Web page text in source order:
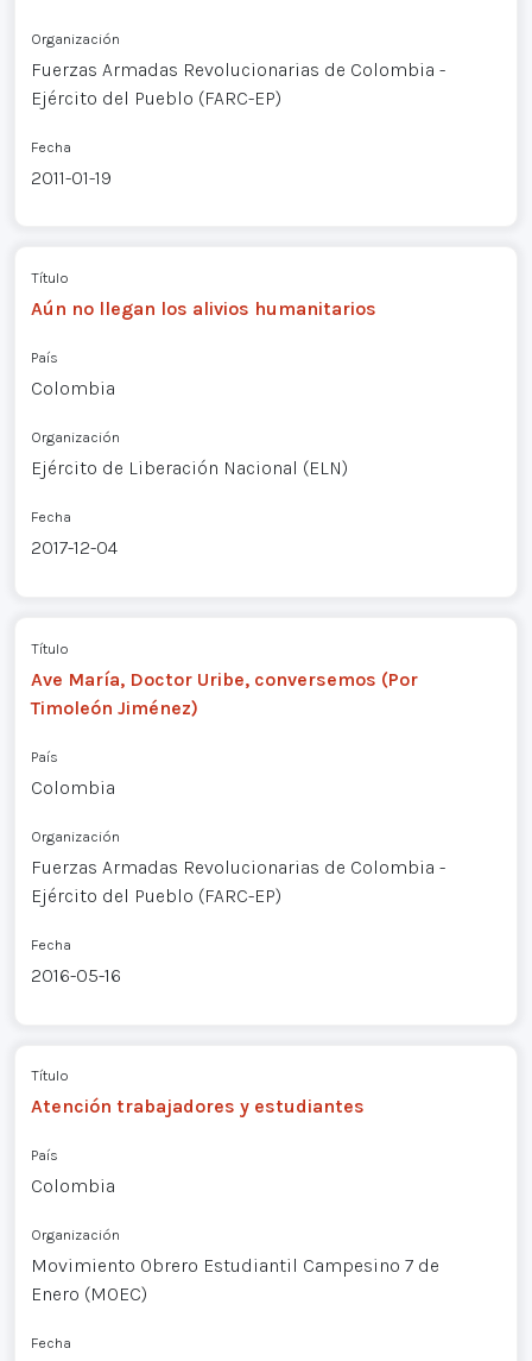
Organización
Fuerzas Armadas Revolucionarias de Colombia -
Ejército del Pueblo (FARC-EP)
Fecha
2011-01-19
Título
Aún no llegan los alivios humanitarios
País
Colombia
Organización
Ejército de Liberación Nacional (ELN)
Fecha
2017-12-04
Título
Ave María, Doctor Uribe, conversemos (Por
Timoleón Jiménez)
País
Colombia
Organización
Fuerzas Armadas Revolucionarias de Colombia -
Ejército del Pueblo (FARC-EP)
Fecha
2016-05-16
Título
Atención trabajadores y estudiantes
País
Colombia
Organización
Movimiento Obrero Estudiantil Campesino 7 de
Enero (MOEC)
Fecha